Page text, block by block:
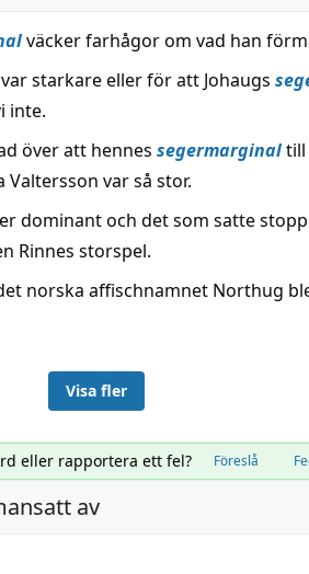
väcker farhågor om vad han
starkare eller för att Johaugs
inte.
över att hennes segermarginaltill
var så stor.
dominant och det som satte
Rinnes storspel.
norska affischnamnet Northug
Visa fler
eller rapportera ett fel? Föreslå
av